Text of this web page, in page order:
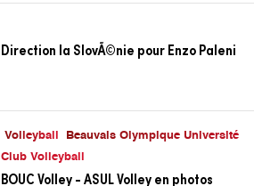
Direction la SlovÃ©nie pour Enzo Paleni
Volleyball
Beauvais Olympique Université
Club Volleyball
BOUC Volley - ASUL Volley en photos